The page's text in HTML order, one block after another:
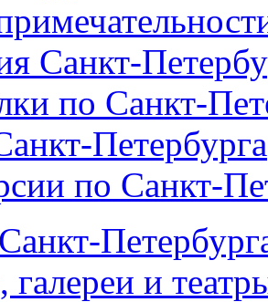
Санкт-
по Санкт-
Петербурга
по Санкт-
и